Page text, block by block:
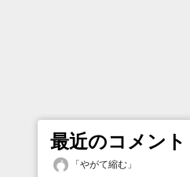
最近のコメント
「やがて縮む 」